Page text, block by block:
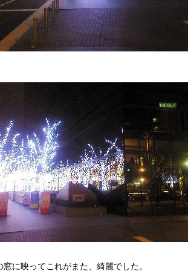
窓に映ってこれがまた、綺麗でした。